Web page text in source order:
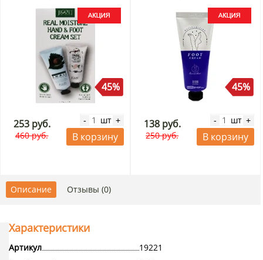
45%
253 руб.
460 руб.
- шт +
В корзину
45%
138 руб.
250 руб.
- шт +
В корзину
Описание Отзывы (0)
Характеристики
Артикул
19221